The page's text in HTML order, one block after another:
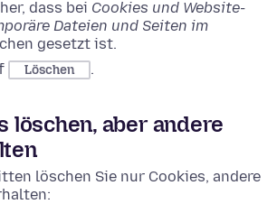
dass bei Cookies und Website-
Dateien und Seiten im
gesetzt ist.
Löschen .
löschen, aber andere
löschen Sie nur Cookies, andere